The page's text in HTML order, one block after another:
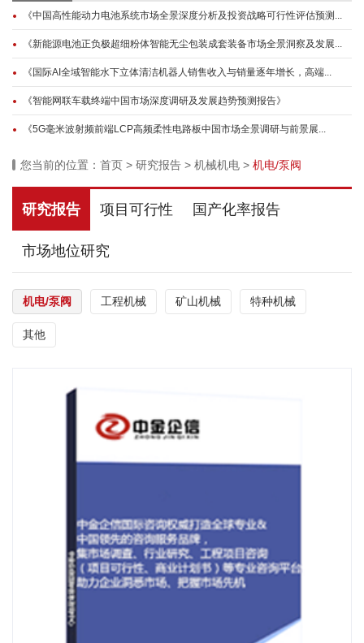
《中国高性能动力电池系统市场全景深度分析及投资战略可行性评估预测...
《新能源电池正负极超细粉体智能无尘包装成套装备市场全景洞察及发展...
《国际AI全域智能水下立体清洁机器人销售收入与销量逐年增长，高端...
《智能网联车载终端中国市场深度调研及发展趋势预测报告》
《5G毫米波射频前端LCP高频柔性电路板中国市场全景调研与前景展...
您当前的位置： 首页 > 研究报告 > 机械机电 > 机电/泵阀
研究报告 项目可行性 国产化率报告
市场地位研究
机电/泵阀 工程机械 矿山机械 特种机械
其他